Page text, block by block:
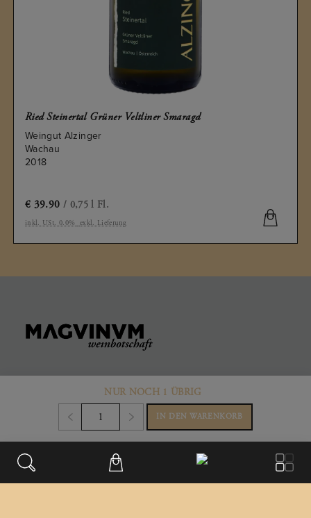
Ried Steinertal Grüner Veltliner Smaragd
Weingut Alzinger
Wachau
2018
€ 39.90 / 0,75 l Fl.
inkl. USt. 0.0% exkl. Lieferung
NUR NOCH 1 ÜBRIG
IN DEN WARENKORB
Büro & Firmensitz
Weinberggasse 2
3550,Langenlois
Austria
+43 699/181 241 41